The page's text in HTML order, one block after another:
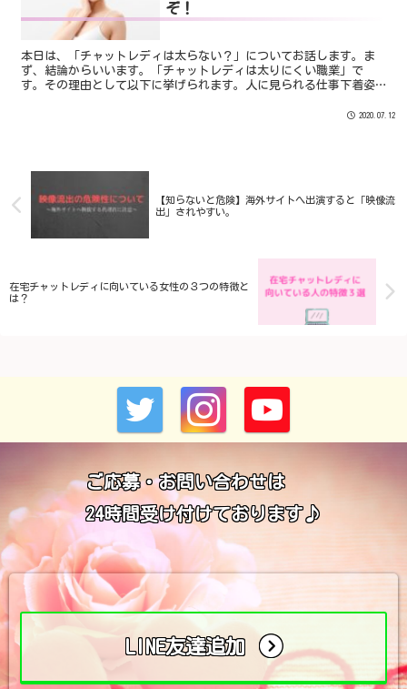
ぞ！
本日は、「チャットレディは太らない？」についてお話します。ま
ず、結論からいいます。「チャットレディは太りにくい職業」で
す。その理由として以下に挙げられます。人に見られる仕事下着姿
2020.07.12
【知らないと危険】海外サイトへ出演すると「映像流
出」されやすい。
在宅チャットレディに向いている女性の３つの特徴と
は？
ご応募・お問い合わせは
24時間受け付けております♪
LINE友達追加